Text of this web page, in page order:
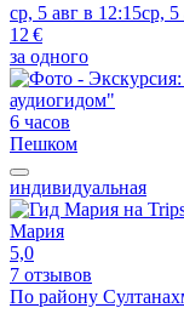
ср, 5 авг в 12:15ср, 5
12 €
за одного
6 часов
Пешком
индивидуальная
Мария
5,0
7 отзывов
По району